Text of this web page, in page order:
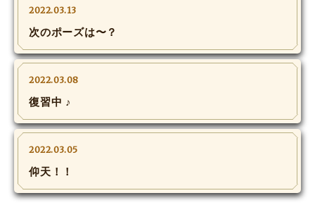
2022.03.13
次のポーズは〜？
2022.03.08
復習中 ♪
2022.03.05
仰天！！
MOVIE
Monostagram
DOWNLOAD
SHIHO’s Q&A